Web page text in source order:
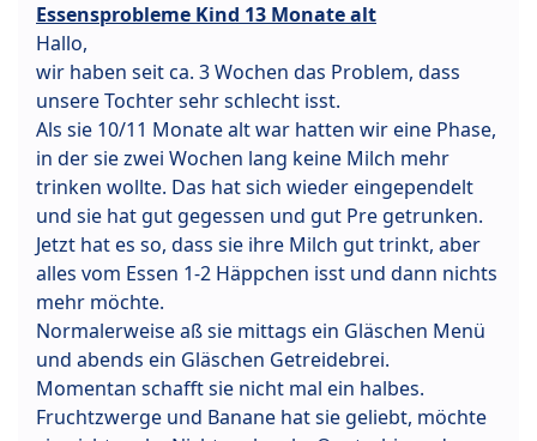
Essensprobleme Kind 13 Monate alt
Hallo,
wir haben seit ca. 3 Wochen das Problem, dass
unsere Tochter sehr schlecht isst.
Als sie 10/11 Monate alt war hatten wir eine Phase,
in der sie zwei Wochen lang keine Milch mehr
trinken wollte. Das hat sich wieder eingependelt
und sie hat gut gegessen und gut Pre getrunken.
Jetzt hat es so, dass sie ihre Milch gut trinkt, aber
alles vom Essen 1-2 Häppchen isst und dann nichts
mehr möchte.
Normalerweise aß sie mittags ein Gläschen Menü
und abends ein Gläschen Getreidebrei.
Momentan schafft sie nicht mal ein halbes.
Fruchtzwerge und Banane hat sie geliebt, möchte